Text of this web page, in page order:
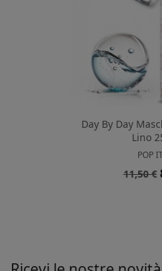
Day By Day
Lino
POP
Prezzo
11,50 €